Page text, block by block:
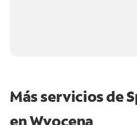
Más servicios de
enWyocena